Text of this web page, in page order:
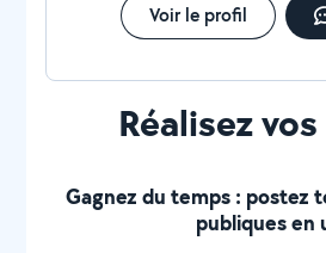
Voir le profil
Réalisez
Gagnez du temps : postez
publiques en